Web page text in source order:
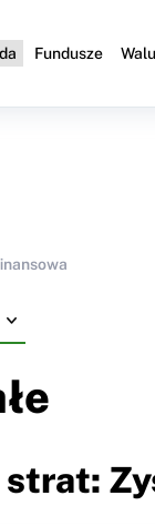
Fundusze